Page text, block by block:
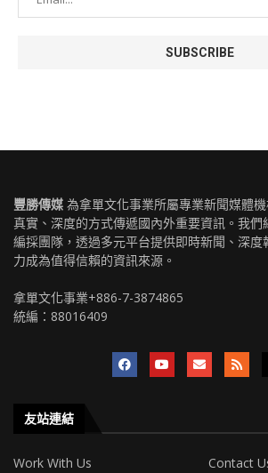
豐勝傳媒 為拿單文化事業所屬專業新聞媒體
真實、深度的方式傳遞國內外重要資訊。我們
編採團隊，透過多元平台提供即時新聞、深度
力成為值得信賴的資訊來源。
拿單文化事業+886-7-3874865
統編：88016409
友站連結
Work With Us
Contact